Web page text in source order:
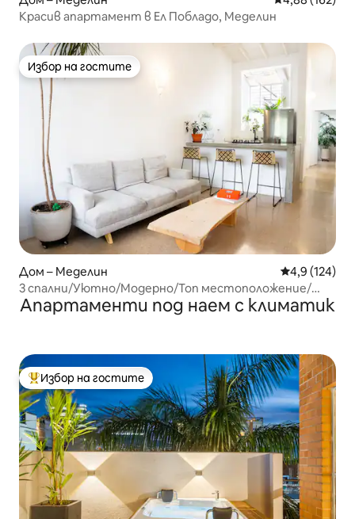
Красив апартамент в Ел Побладо, Меделин
Избор на гостите
Избор на гостите
Дом – Меделин Средна
4,9 (124)
3 спални/Уютно/Модерно/Топ местоположение/
Побладо/Квартал за разходки
Апартаменти под наем с климатик
Най-популярен избор на гостите
Избор на гостите